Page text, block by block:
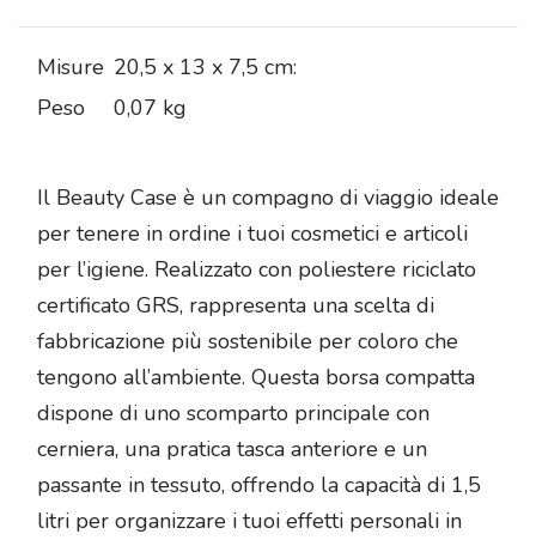
Misure 20,5 x 13 x 7,5 cm:
Peso
0,07 kg
Il Beauty Case è un compagno di viaggio ideale
per tenere in ordine i tuoi cosmetici e articoli
per l’igiene. Realizzato con poliestere riciclato
certificato GRS, rappresenta una scelta di
fabbricazione più sostenibile per coloro che
tengono all’ambiente. Questa borsa compatta
dispone di uno scomparto principale con
cerniera, una pratica tasca anteriore e un
passante in tessuto, offrendo la capacità di 1,5
litri per organizzare i tuoi effetti personali in